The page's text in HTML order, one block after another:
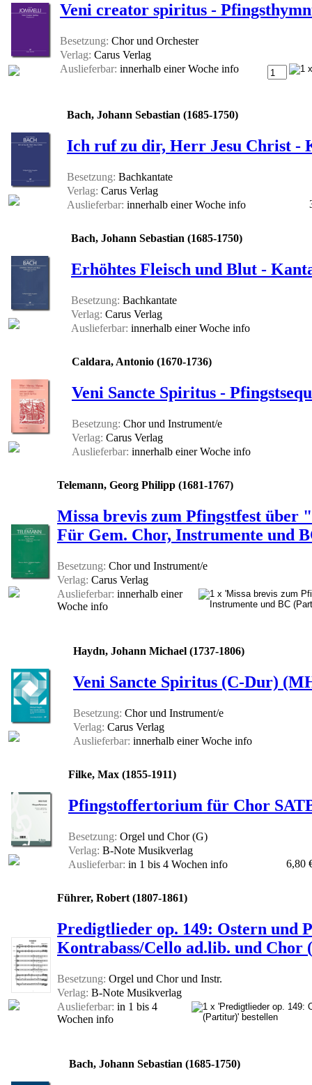
Veni creator spiritus -
Besetzung: Chor und Orchester
Verlag: Carus Verlag
Auslieferbar: innerhalb einer Woche info
Bach, Johann Sebastian (1685-1750)
Ich ruf zu dir, Herr Jesu Christ -
Besetzung: Bachkantate
Verlag: Carus Verlag
Auslieferbar: innerhalb einer Woche info
Bach, Johann Sebastian (1685-1750)
Erhöhtes Fleisch und Blut -
Besetzung: Bachkantate
Verlag: Carus Verlag
Auslieferbar: innerhalb einer Woche info
Caldara, Antonio (1670-1736)
Veni Sancte Spiritus -
Besetzung: Chor und Instrument/e
Verlag: Carus Verlag
Auslieferbar: innerhalb einer Woche info
Telemann, Georg Philipp (1681-1767)
Missa brevis zum Pfingstfest
Für Gem. Chor, Instrumente und
Besetzung: Chor und Instrument/e
Verlag: Carus Verlag
Auslieferbar: innerhalb einer
Woche info
Haydn, Johann Michael (1737-1806)
Veni Sancte Spiritus (C-Dur)
Besetzung: Chor und Instrument/e
Verlag: Carus Verlag
Auslieferbar: innerhalb einer Woche info
Filke, Max (1855-1911)
Pfingstoffertorium für Chor
Besetzung: Orgel und Chor (G)
Verlag: B-Note Musikverlag
Auslieferbar: in 1 bis 4 Wochen info 6,80
Führer, Robert (1807-1861)
Predigtlieder op. 149: Ostern und
Kontrabass/Cello ad.lib. und
Besetzung: Orgel und Chor und Instr.
Verlag: B-Note Musikverlag
Auslieferbar: in 1 bis 4
Wochen info
Bach, Johann Sebastian (1685-1750)